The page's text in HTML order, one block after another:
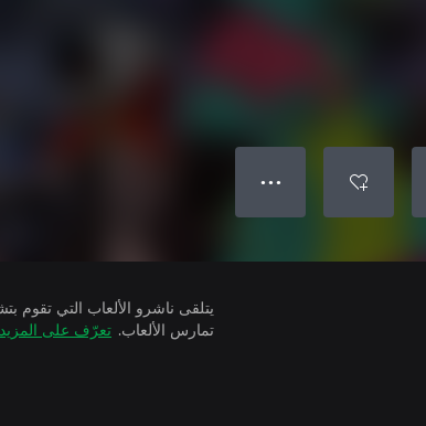
● ● ●
تمارس الألعاب. تعرّف على المزيد